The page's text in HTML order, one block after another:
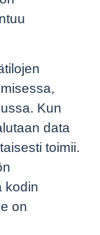
Kun
data
toimii.
kodin
on